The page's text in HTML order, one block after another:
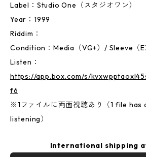
Label：Studio One（スタジオワン）
Year：1999
Riddim：
Condition：Media（VG+）/ Sleeve（
Listen：
https://app.box.com/s/
f6
※1ファイルに両面視聴あり（1 file
listening）
International shipping